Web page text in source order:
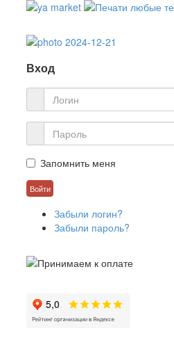
Вход
Запомнить меня
Забыли логин?
Забыли пароль?